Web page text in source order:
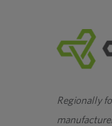
Regionally